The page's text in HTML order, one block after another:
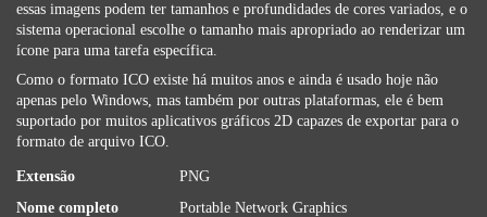
essas imagens podem ter tamanhos e profundidades de cores variados, e o
sistema operacional escolhe o tamanho mais apropriado ao renderizar um
ícone para uma tarefa específica.
Como o formato ICO existe há muitos anos e ainda é usado hoje não
apenas pelo Windows, mas também por outras plataformas, ele é bem
suportado por muitos aplicativos gráficos 2D capazes de exportar para o
formato de arquivo ICO.
Extensão
PNG
Nome completo
Portable Network Graphics